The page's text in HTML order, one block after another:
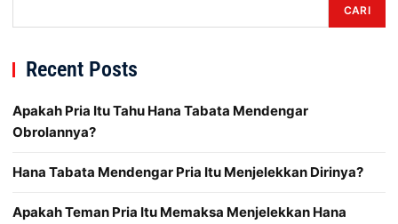
CARI
Recent Posts
Apakah Pria Itu Tahu Hana Tabata Mendengar
Obrolannya?
Hana Tabata Mendengar Pria Itu Menjelekkan Dirinya?
Apakah Teman Pria Itu Memaksa Menjelekkan Hana